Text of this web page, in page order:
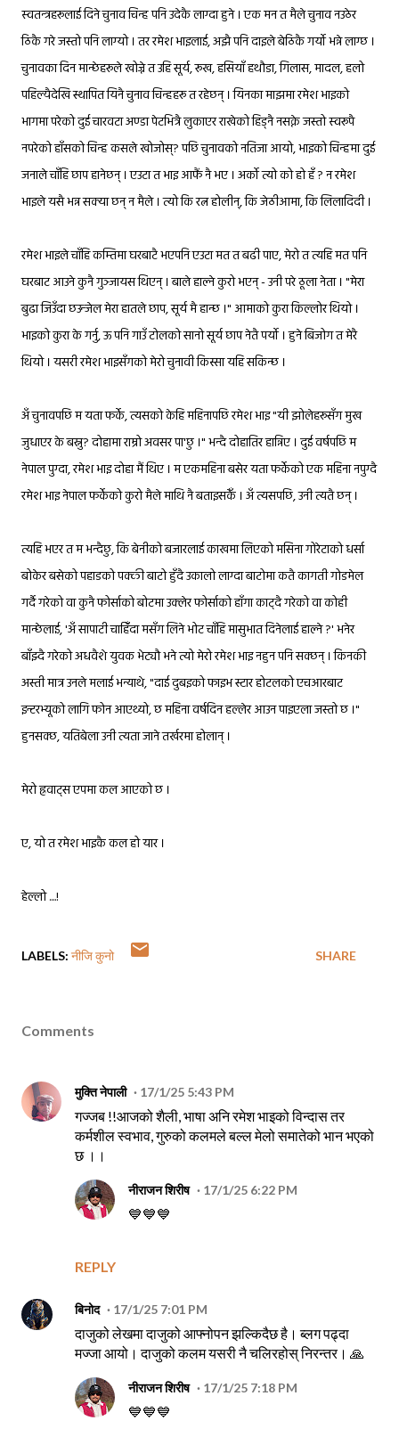
स्वतन्त्रहरूलाई दिने चुनाव चिन्ह पनि उदेकै लाग्दा हुने । एक मन त मैले चुनाव नउठेर
ठिकै गरे जस्तो पनि लाग्यो । तर रमेश भाइलाई, अझै पनि दाइले बेठिकै गर्यो भन्ने लाग्छ ।
चुनावका दिन मान्छेहरूले खोज्ने त उहि सूर्य, रूख, हसियाँ हथौडा, गिलास, मादल, हलो
पहिल्यैदेखि स्थापित यिनै चुनाव चिन्हहरू त रहेछन् । यिनका माझमा रमेश भाइको
भागमा परेको दुई चारवटा अण्डा पेटभित्रै लुकाएर राखेको हिड्नै नसक्ने जस्तो स्वरूपै
नपरेको हाँसको चिन्ह कसले खोजोस्? पछि चुनावको नतिजा आयो, भाइको चिन्हमा दुई
जनाले चाँहि छाप हानेछन् । एउटा त भाइ आफैं नै भए । अर्को त्यो को हो हँ ? न रमेश
भाइले यसै भन्न सक्या छन् न मैले । त्यो कि रत्न होलीन्, कि जेठीआमा, कि लिलादिदी ।
रमेश भाइले चाँहि कम्तिमा घरबाटै भएपनि एउटा मत त बढी पाए, मेरो त त्यहि मत पनि
घरबाट आउने कुनै गुञ्जायस थिएन् । बाले हाल्ने कुरो भएन् - उनी परे ठूला नेता । "मेरा
बुढा जिउँदा छउन्जेल मेरा हातले छाप, सूर्य मै हान्छ ।" आमाको कुरा किल्लोर थियो ।
भाइको कुरा के गर्नु, ऊ पनि गाउँ टोलको सानो सूर्य छाप नेतै पर्यो । हुने बिजोग त मेरै
थियो । यसरी रमेश भाइसँगको मेरो चुनावी किस्सा यहि सकिन्छ ।
अँ चुनावपछि म यता फर्के, त्यसको केहि महिनापछि रमेश भाइ "यी झोलेहरूसँग मुख
जुधाएर के बस्नु? दोहामा राम्रो अवसर पा'छु ।" भन्दै दोहातिर हान्निए । दुई वर्षपछि म
नेपाल पुग्दा, रमेश भाइ दोहा मैं थिए । म एकमहिना बसेर यता फर्केको एक महिना नपुग्दै
रमेश भाइ नेपाल फर्केको कुरो मैले माथि नै बताइसकेँ । अँ त्यसपछि, उनी त्यतै छन् ।
त्यहि भएर त म भन्दैछु, कि बेनीको बजारलाई काखमा लिएको मसिना गोरेटाको धर्सा
बोकेर बसेको पहाडको पक्की बाटो हुँदै उकालो लाग्दा बाटोमा कतै कागती गोडमेल
गर्दै गरेको वा कुनै फोर्साको बोटमा उक्लेर फोर्साको हाँगा काट्दै गरेको वा कोही
मान्छेलाई, 'अँ सापाटी चाहिँदा मसँग लिने भोट चाँहि मासुभात दिनेलाई हाल्ने ?' भनेर
बाँझ्दै गरेको अधवैशे युवक भेट्यौ भने त्यो मेरो रमेश भाइ नहुन पनि सक्छन् । किनकी
अस्ती मात्र उनले मलाई भन्याथे, "दाई दुबइको फाइभ स्टार होटलको एचआरबाट
इन्टरभ्यूको लागि फोन आएथ्यो, छ महिना वर्षदिन हल्लेर आउन पाइएला जस्तो छ ।"
हुनसक्छ, यतिबेला उनी त्यता जाने तर्खरमा होलान् ।
मेरो ह्रवाट्स एपमा कल आएको छ ।
ए, यो त रमेश भाइकै कल हो यार ।
हेल्लो ....!
LABELS: नीजि कुनो SHARE
Comments
मुक्ति नेपाली 17/1/25 5:43 PM
गज्जब !!आजको शैली, भाषा अनि रमेश भाइको विन्दास तर
कर्मशील स्वभाव, गुरुको कलमले बल्ल मेलो समातेको भान भएको
छ ।।
REPLY
नीराजन शिरीष 17/1/25 6:22 PM
💙💙💙
बिनोद 17/1/25 7:01 PM
दाजुको लेखमा दाजुको आफ्नोपन झल्किदैछ है। ब्लग पढ्दा
मज्जा आयो। दाजुको कलम यसरी नै चलिरहोस् निरन्तर। 🙏
नीराजन शिरीष 17/1/25 7:18 PM
💙💙💙